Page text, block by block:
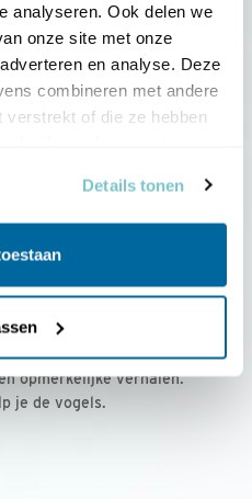
analyseren. Ook delen we
onze site met onze
en analyse. Deze
combineren met andere
verstrekt of die ze hebben
Details tonen
€ 36,00 per jaar
onze leden, met
opmerkelijke verhalen.
je de vogels.